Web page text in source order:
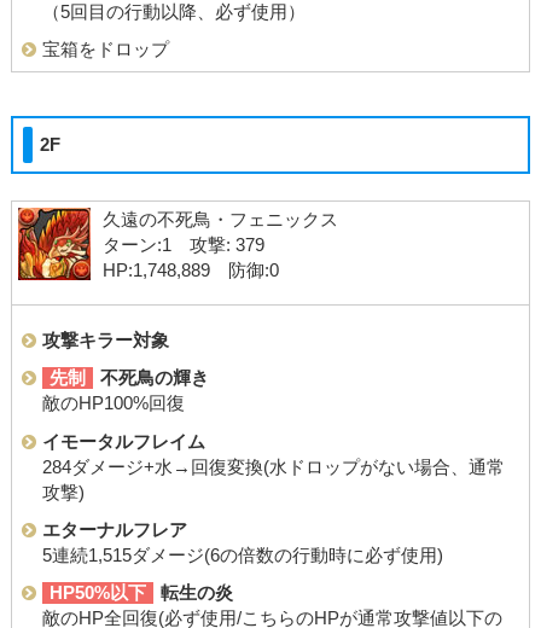
（5回目の行動以降、必ず使用）
宝箱をドロップ
2F
久遠の不死鳥・フェニックス
ターン:1 攻撃: 379
HP:1,748,889 防御:0
攻撃キラー対象
先制
不死鳥の輝き
敵のHP100%回復
イモータルフレイム
284ダメージ+水→回復変換(水ドロップがない場合、通常
攻撃)
エターナルフレア
5連続1,515ダメージ(6の倍数の行動時に必ず使用)
HP50%以下
転生の炎
敵のHP全回復(必ず使用/こちらのHPが通常攻撃値以下の